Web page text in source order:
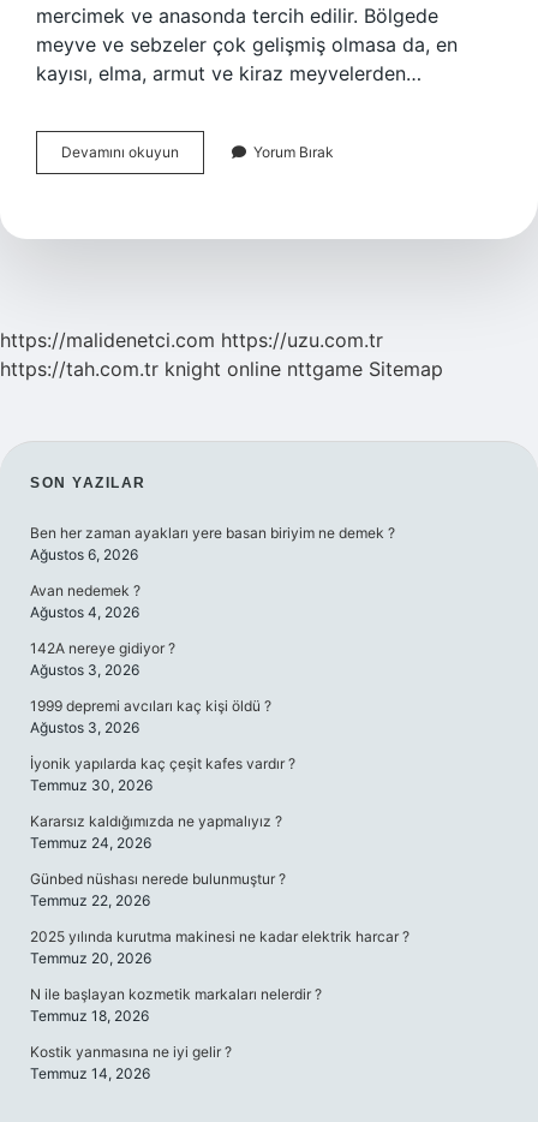
mercimek ve anasonda tercih edilir. Bölgede
meyve ve sebzeler çok gelişmiş olmasa da, en
kayısı, elma, armut ve kiraz meyvelerden…
Devamını okuyun
Kulu
Yorum Bırak
https://malidenetci.com https://uzu.com.tr
https://tah.com.tr knight online nttgame Sitemap
SIDEBAR
SON YAZILAR
Ben her zaman ayakları yere basan biriyim ne demek ?
Ağustos 6, 2026
Avan nedemek ?
Ağustos 4, 2026
142A nereye gidiyor ?
Ağustos 3, 2026
1999 depremi avcıları kaç kişi öldü ?
Ağustos 3, 2026
İyonik yapılarda kaç çeşit kafes vardır ?
Temmuz 30, 2026
Kararsız kaldığımızda ne yapmalıyız ?
Temmuz 24, 2026
Günbed nüshası nerede bulunmuştur ?
Temmuz 22, 2026
2025 yılında kurutma makinesi ne kadar elektrik harcar ?
Temmuz 20, 2026
N ile başlayan kozmetik markaları nelerdir ?
Temmuz 18, 2026
Kostik yanmasına ne iyi gelir ?
Temmuz 14, 2026